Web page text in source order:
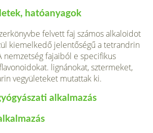
hatóanyagok
felvett faj számos alkaloidot
ki­emelkedő jelentőségű a tetrandrin
nemzetség fajaiból e specifikus
lignánokat, sztermeket,
vegyüle­teket mutattak ki.
alkalmazás